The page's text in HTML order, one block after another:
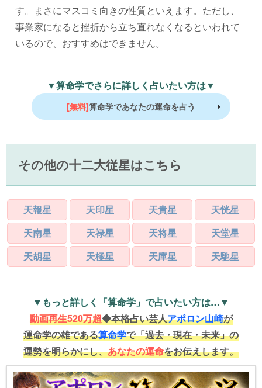
す。まさにマスコミ向きの性質といえます。ただし、
事業家になると挫折から立ち直れなくなるといわれて
いるので、おすすめはできません。
▼算命学でさらに詳しく占いたい方は▼
[無料]算命学であなたの運命を占う
その他の十二大従星はこちら
天報星 天印星 天貴星
天恍星
天南星
天禄星 天将星
天堂星
天胡星
天極星 天庫星 天馳星
▼もっと詳しく「算命学」で占いたい方は…▼
動画再生520万超◆本格占い芸人アポロン山崎が
運命学の雄である算命学で「過去・現在・未来」の
運勢を明らかにし、あなたの運命をお伝えします。